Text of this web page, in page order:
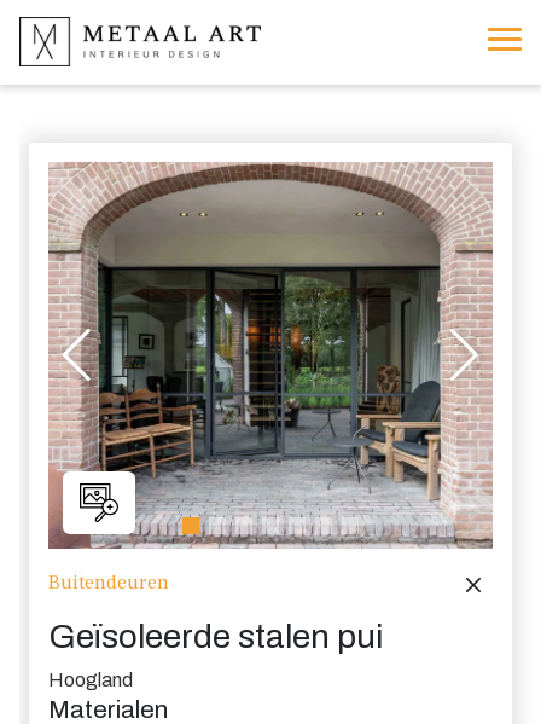
Buitendeuren
Geïsoleerde stalen pui
Hoogland
Materialen